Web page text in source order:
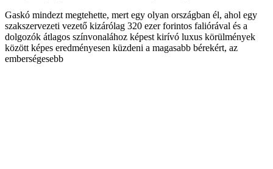
Gaskó mindezt megtehette, mert egy olyan országban él, ahol egy
szakszervezeti vezető kizárólag 320 ezer forintos faliórával és a
dolgozók átlagos színvonalához képest kirívó luxus körülmények
között képes eredményesen küzdeni a magasabb bérekért, az
emberségesebb